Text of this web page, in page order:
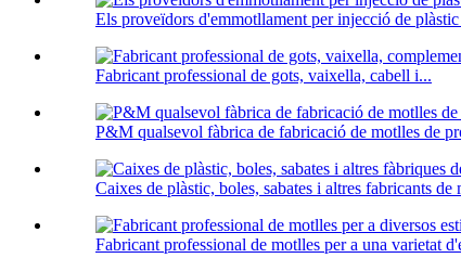
Els proveïdors d'emmotllament per injecció de
Fabricant professional de gots, vaixella, cabell i...
P&M qualsevol fàbrica de fabricació de motlles de
Caixes de plàstic, boles, sabates i altres fabricants de
Fabricant professional de motlles per a una varietat